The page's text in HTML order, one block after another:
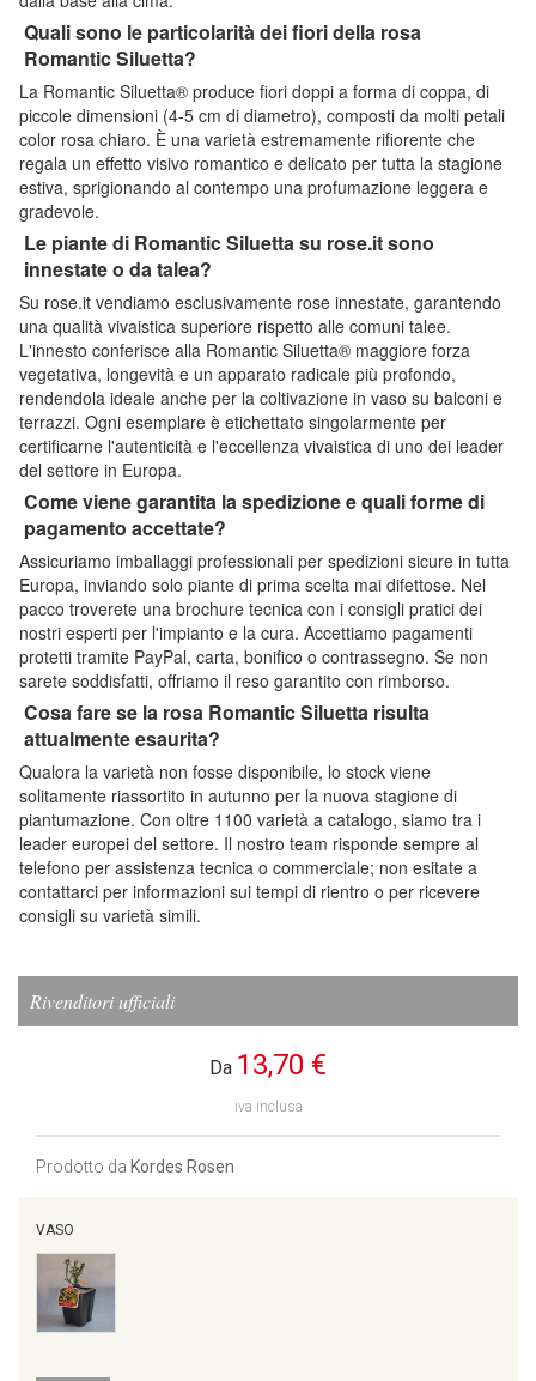
Quali sono le particolarità dei fiori della rosa
Romantic Siluetta?
La Romantic Siluetta® produce fiori doppi a forma di coppa, di
piccole dimensioni (4-5 cm di diametro), composti da molti petali
color rosa chiaro. È una varietà estremamente rifiorente che
regala un effetto visivo romantico e delicato per tutta la stagione
estiva, sprigionando al contempo una profumazione leggera e
gradevole.
Le piante di Romantic Siluetta su rose.it sono
innestate o da talea?
Su rose.it vendiamo esclusivamente rose innestate, garantendo
una qualità vivaistica superiore rispetto alle comuni talee.
L'innesto conferisce alla Romantic Siluetta® maggiore forza
vegetativa, longevità e un apparato radicale più profondo,
rendendola ideale anche per la coltivazione in vaso su balconi e
terrazzi. Ogni esemplare è etichettato singolarmente per
certificarne l'autenticità e l'eccellenza vivaistica di uno dei leader
del settore in Europa.
Come viene garantita la spedizione e quali forme di
pagamento accettate?
Assicuriamo imballaggi professionali per spedizioni sicure in tutta
Europa, inviando solo piante di prima scelta mai difettose. Nel
pacco troverete una brochure tecnica con i consigli pratici dei
nostri esperti per l'impianto e la cura. Accettiamo pagamenti
protetti tramite PayPal, carta, bonifico o contrassegno. Se non
sarete soddisfatti, offriamo il reso garantito con rimborso.
Cosa fare se la rosa Romantic Siluetta risulta
attualmente esaurita?
Qualora la varietà non fosse disponibile, lo stock viene
solitamente riassortito in autunno per la nuova stagione di
piantumazione. Con oltre 1100 varietà a catalogo, siamo tra i
leader europei del settore. Il nostro team risponde sempre al
telefono per assistenza tecnica o commerciale; non esitate a
contattarci per informazioni sui tempi di rientro o per ricevere
consigli su varietà simili.
Rivenditori ufficiali
Da 13,70 €
iva inclusa
Prodotto da Kordes Rosen
VASO